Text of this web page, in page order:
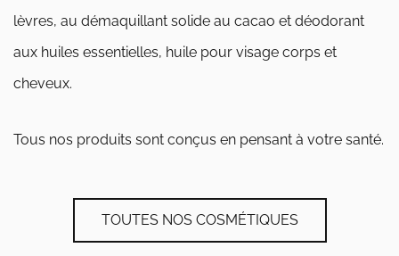
lèvres, au démaquillant solide au cacao et déodorant
aux huiles essentielles, huile pour visage corps et
cheveux.
Tous nos produits sont conçus en pensant à votre santé.
TOUTES NOS COSMÉTIQUES